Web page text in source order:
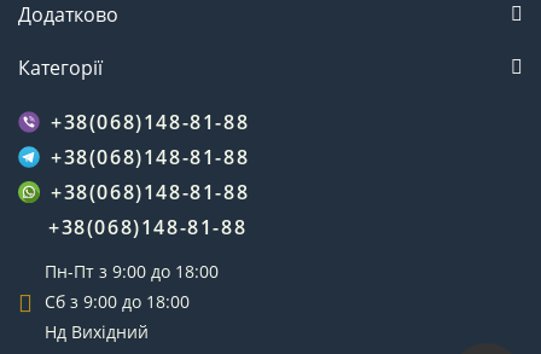
Додатково
Категорії
+38(068)148-81-88
+38(068)148-81-88
+38(068)148-81-88
+38(068)148-81-88
Пн-Пт з 9:00 до 18:00
Сб з 9:00 до 18:00
Нд Вихідний